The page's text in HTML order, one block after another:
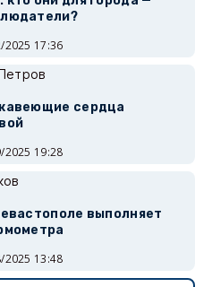
2025 17:36
сердца
2025 19:28
выполняет
2025 13:48